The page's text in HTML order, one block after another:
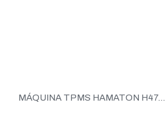
MÁQUINA TPMS HAMATON H47...